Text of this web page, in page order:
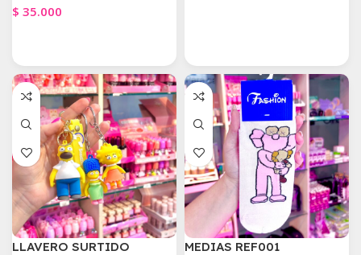
$ 35.000
LLAVERO SURTIDO
MEDIAS REF001